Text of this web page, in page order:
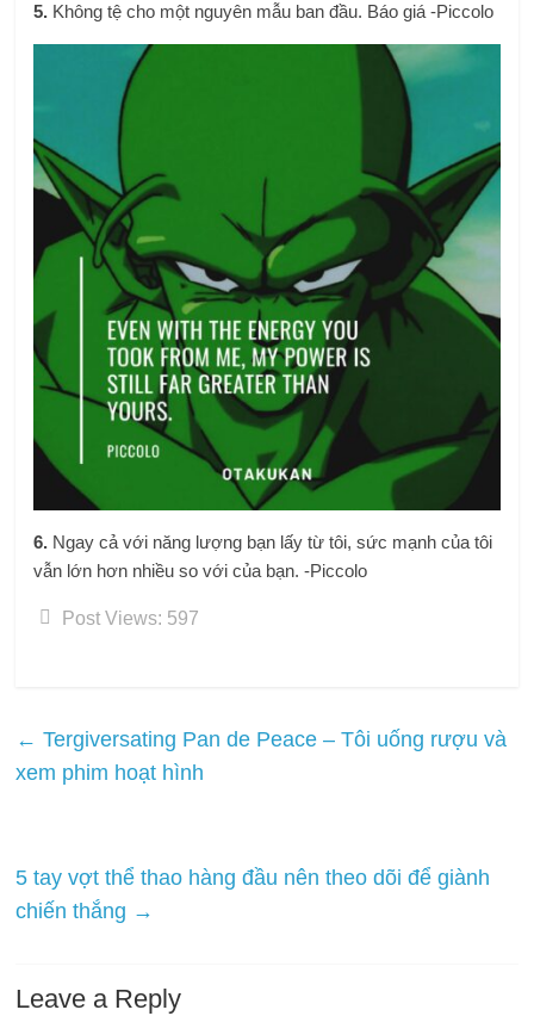
5. Không tệ cho một nguyên mẫu ban đầu. Báo giá -Piccolo
6. Ngay cả với năng lượng bạn lấy từ tôi, sức mạnh của tôi
vẫn lớn hơn nhiều so với của bạn. -Piccolo
Post Views: 597
← Tergiversating Pan de Peace – Tôi uống rượu và
xem phim hoạt hình
5 tay vợt thể thao hàng đầu nên theo dõi để giành
chiến thắng →
Leave a Reply